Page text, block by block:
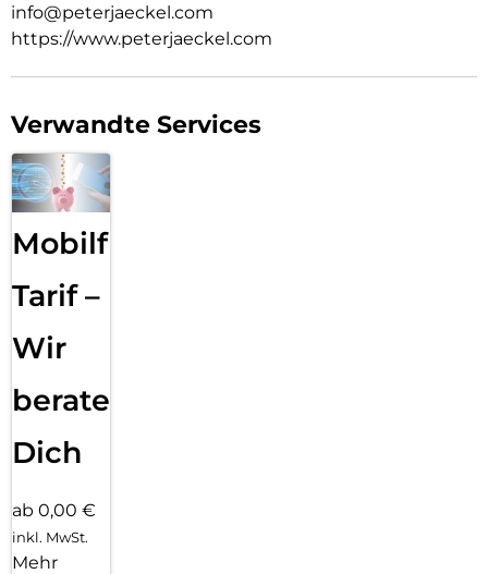
info@peterjaeckel.com
https://www.peterjaeckel.com
Verwandte Services
Mobilfunk
Tarif –
Wir
beraten
Dich
ab 0,00 €
inkl. MwSt.
Mehr